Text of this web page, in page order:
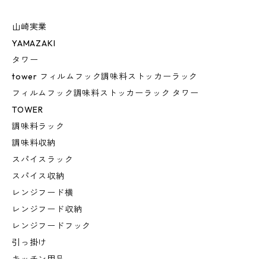
山崎実業
YAMAZAKI
タワー
tower フィルムフック調味料ストッカーラック
フィルムフック調味料ストッカーラック タワー
TOWER
調味料ラック
調味料収納
スパイスラック
スパイス収納
レンジフード横
レンジフード収納
レンジフードフック
引っ掛け